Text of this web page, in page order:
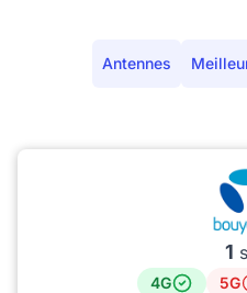
Antennes
1
4G 5G